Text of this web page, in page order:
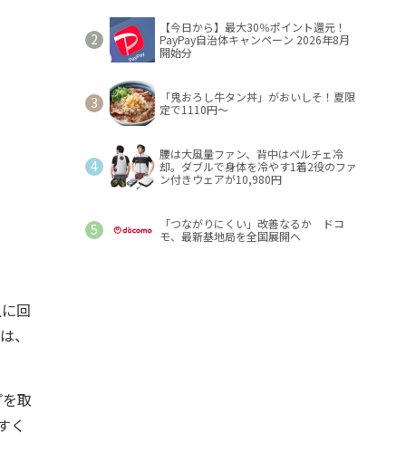
回
、
取
く
【今日から】最大30％ポイント還元！
PayPay自治体キャンペーン 2026年8月
開始分
「鬼おろし牛タン丼」がおいしそ！夏限
定で1110円～
腰は大風量ファン、背中はペルチェ冷
却。ダブルで身体を冷やす1着2役のファ
ン付きウェアが10,980円
「つながりにくい」改善なるか ドコ
モ、最新基地局を全国展開へ